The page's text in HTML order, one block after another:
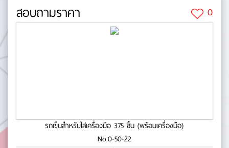
สอบถามราคา 0
รถเข็นสำหรับใส่เครื่องมือ 375 ชิ้น (พร้อมเครื่องมือ)
No.0-50-22